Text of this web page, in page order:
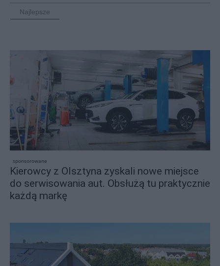
Najlepsze
sponsorowane
Kierowcy z Olsztyna zyskali nowe miejsce
do serwisowania aut. Obsłużą tu praktycznie
każdą markę